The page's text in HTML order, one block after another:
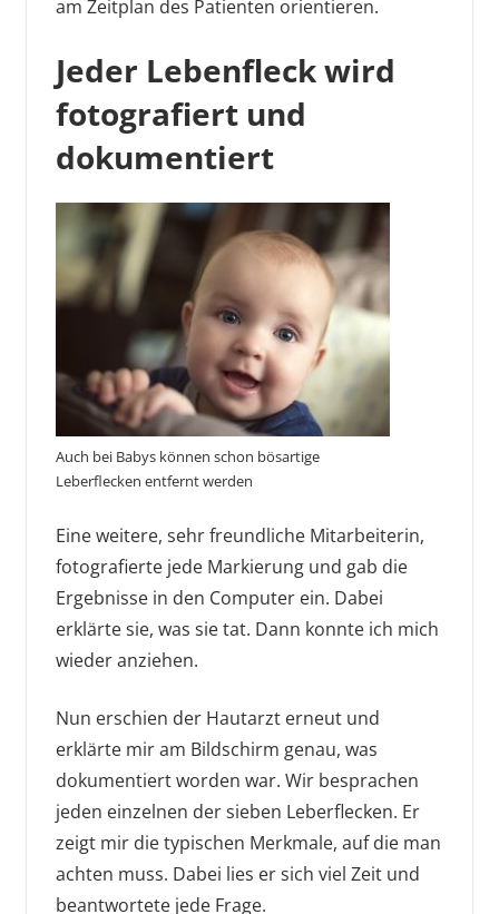
am Zeitplan des Patienten orientieren.
Jeder Lebenfleck wird
fotografiert und
dokumentiert
Auch bei Babys können schon bösartige
Leberflecken entfernt werden
Eine weitere, sehr freundliche Mitarbeiterin,
fotografierte jede Markierung und gab die
Ergebnisse in den Computer ein. Dabei
erklärte sie, was sie tat. Dann konnte ich mich
wieder anziehen.
Nun erschien der Hautarzt erneut und
erklärte mir am Bildschirm genau, was
dokumentiert worden war. Wir besprachen
jeden einzelnen der sieben Leberflecken. Er
zeigt mir die typischen Merkmale, auf die man
achten muss. Dabei lies er sich viel Zeit und
beantwortete jede Frage.